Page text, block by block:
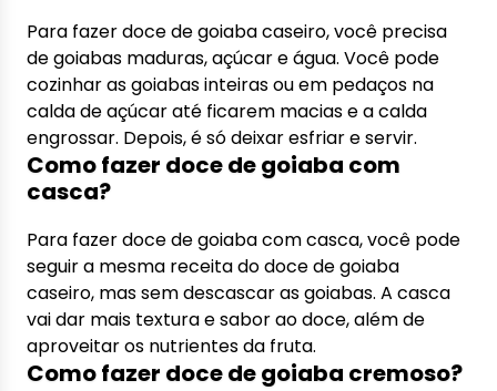
Para fazer doce de goiaba caseiro, você precisa
de goiabas maduras, açúcar e água. Você pode
cozinhar as goiabas inteiras ou em pedaços na
calda de açúcar até ficarem macias e a calda
engrossar. Depois, é só deixar esfriar e servir.
Como fazer doce de goiaba com
casca?
Para fazer doce de goiaba com casca, você pode
seguir a mesma receita do doce de goiaba
caseiro, mas sem descascar as goiabas. A casca
vai dar mais textura e sabor ao doce, além de
aproveitar os nutrientes da fruta.
Como fazer doce de goiaba cremoso?